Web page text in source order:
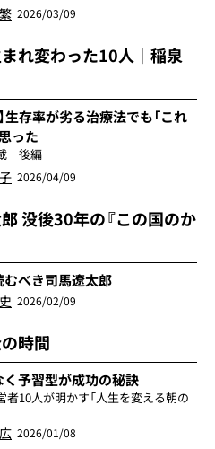
2026/03/09
れ変わった10人｜稲泉
生存率が劣る治療法でも「これ
った
後編
2026/04/09
没後30年の『この国のか
べき司馬遼太郎
2026/02/09
時間
予習型が成功の秘訣
者10人が明かす「人生を変える朝の
2026/01/08